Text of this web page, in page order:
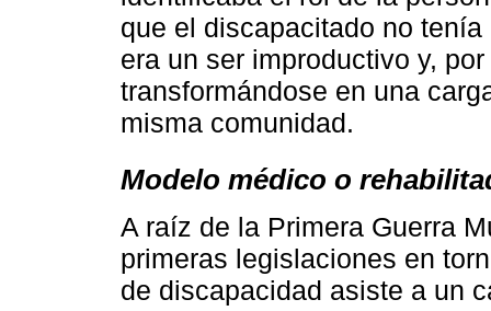
que el discapacitado no
era un ser improductivo y,
transformándose en una
misma comunidad.
Modelo médico o
A raíz de la Primera Guerra
primeras legislaciones en
de discapacidad asiste a un